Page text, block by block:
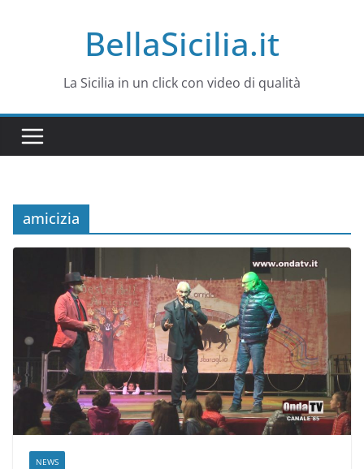
BellaSicilia.it
La Sicilia in un click con video di qualità
amicizia
NEWS